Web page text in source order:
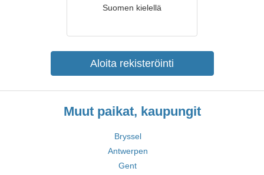
Suomen kielellä
Aloita rekisteröinti
Muut paikat, kaupungit
Bryssel
Antwerpen
Gent